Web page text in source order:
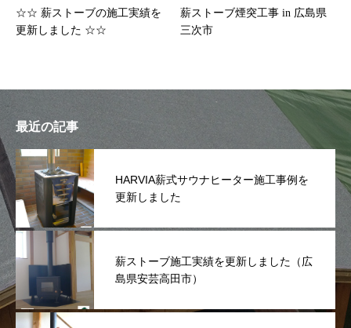
☆☆ 薪ストーブの施工実績を
更新しました ☆☆
薪ストーブ煙突工事 in 広島県
三次市
最近の記事
HARVIA薪式サウナヒーター施工事例を
更新しました
薪ストーブ施工実績を更新しました（広
島県安芸高田市）